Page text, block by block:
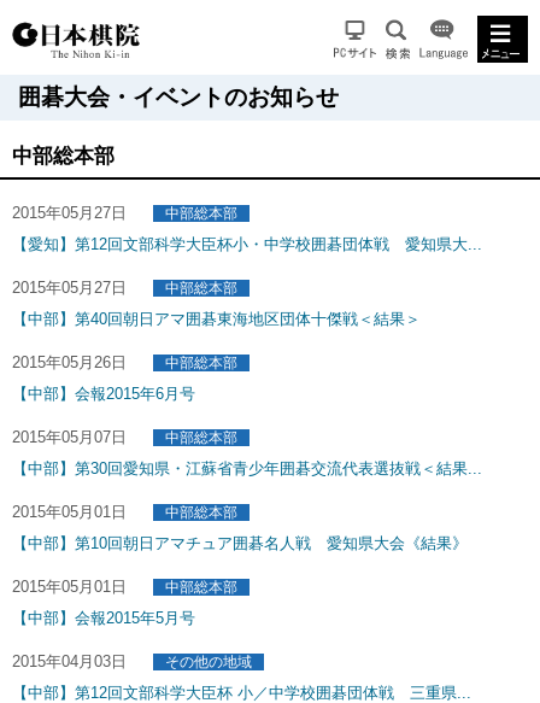
囲碁大会・イベントのお知らせ
中部総本部
2015年05月27日 中部総本部
【愛知】第12回文部科学大臣杯小・中学校囲碁団体戦 愛知県大...
2015年05月27日 中部総本部
【中部】第40回朝日アマ囲碁東海地区団体十傑戦＜結果＞
2015年05月26日 中部総本部
【中部】会報2015年6月号
2015年05月07日 中部総本部
【中部】第30回愛知県・江蘇省青少年囲碁交流代表選抜戦＜結果...
2015年05月01日 中部総本部
【中部】第10回朝日アマチュア囲碁名人戦 愛知県大会《結果》
2015年05月01日 中部総本部
【中部】会報2015年5月号
2015年04月03日 その他の地域
【中部】第12回文部科学大臣杯 小／中学校囲碁団体戦 三重県...